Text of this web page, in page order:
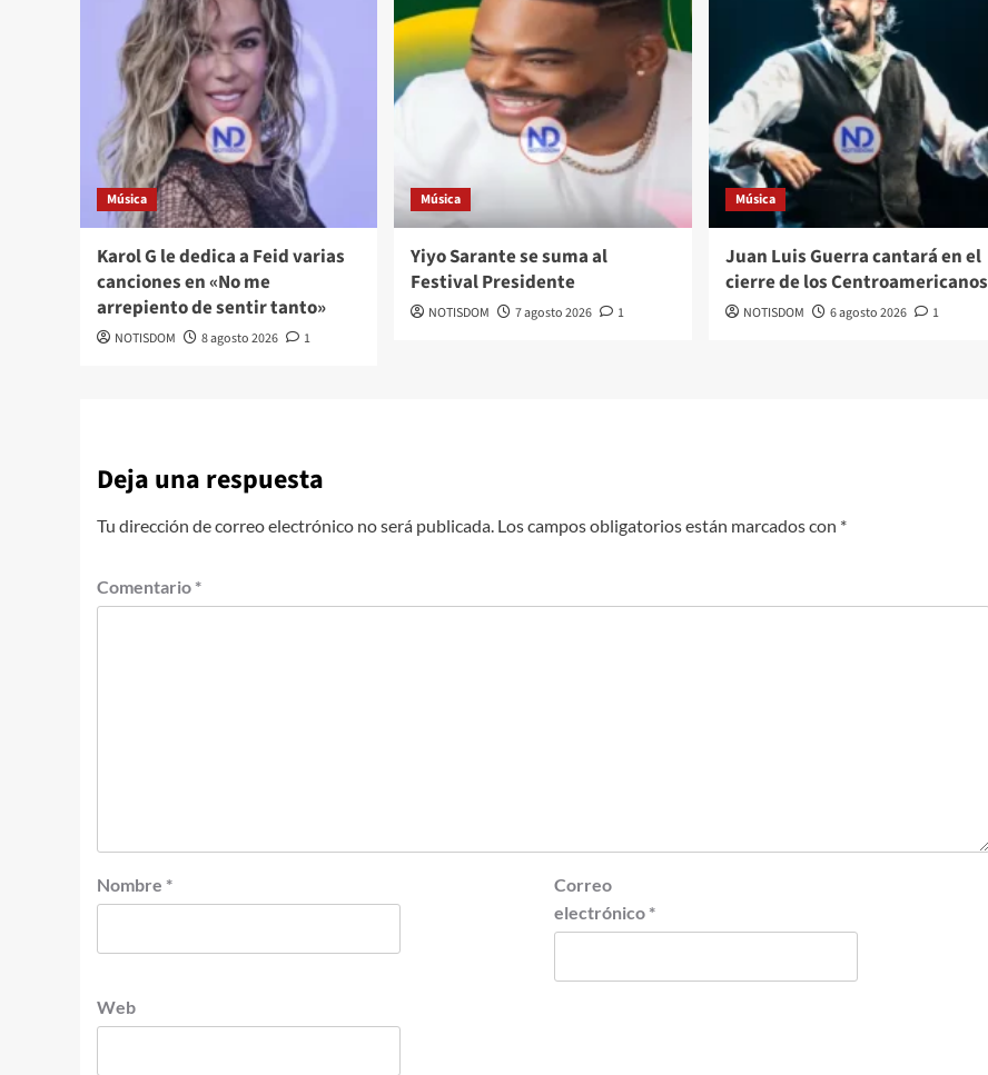
Música
Karol G le dedica a Feid varias
canciones en «No me
arrepiento de sentir tanto»
NOTISDOM 8 agosto 2026 1
Música
Yiyo Sarante se suma al
Festival Presidente
NOTISDOM 7 agosto 2026 1
Música
Juan Luis Guerra cantará en el
cierre de los Centroamericanos
NOTISDOM 6 agosto 2026 1
Deja una respuesta
Tu dirección de correo electrónico no será publicada. Los campos obligatorios están marcados con *
Comentario *
Nombre *
Correo
electrónico *
Web